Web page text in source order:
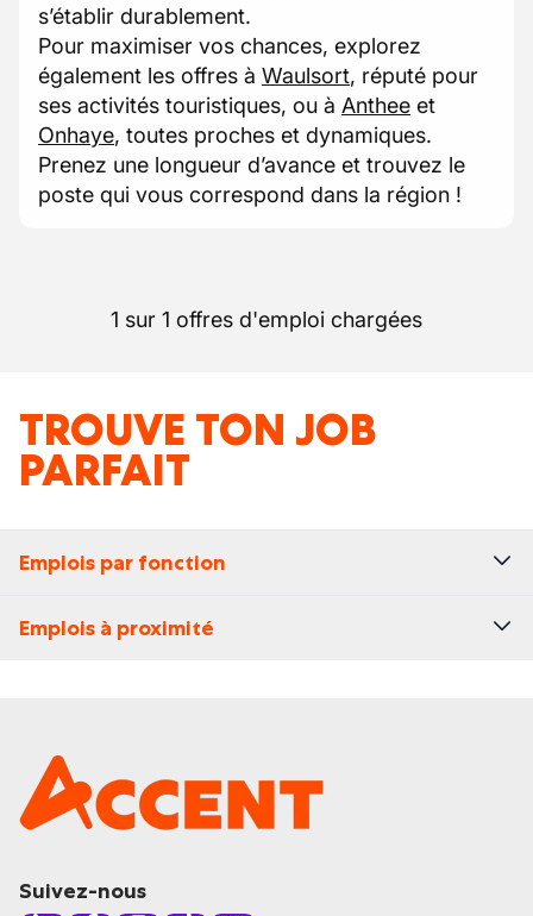
s’établir durablement.
Pour maximiser vos chances, explorez
également les offres à Waulsort, réputé pour
ses activités touristiques, ou à Anthee et
Onhaye, toutes proches et dynamiques.
Prenez une longueur d’avance et trouvez le
poste qui vous correspond dans la région !
1 sur 1 offres d'emploi chargées
TROUVE TON JOB
PARFAIT
Emplois par fonction
Emplois à proximité
Suivez-nous